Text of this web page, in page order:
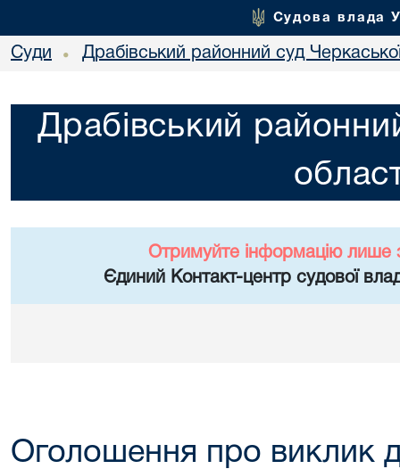
Судова влада
Суди • Драбівський районний суд
Драбівський
Отримуйте інформацію лише
Єдиний Контакт-центр судової
Оголошення про виклик